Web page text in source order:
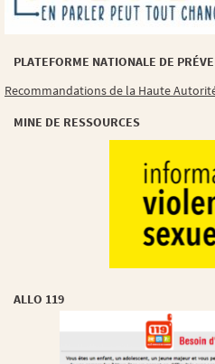
PLATEFORME NATIONALE DE
Recommandations de la Haute
MINE DE RESSOURCES
ALLO 119